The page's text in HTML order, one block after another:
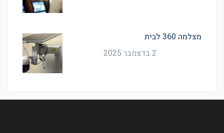
מצלמה 360 לבית
2 בדצמבר 2025